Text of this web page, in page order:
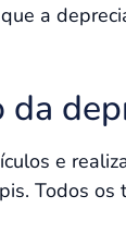
a
e
Todos